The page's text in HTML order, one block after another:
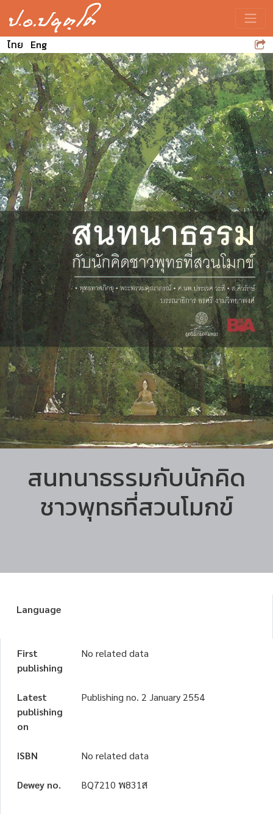
ไทย Eng
สนทนาธรรมกับนักคิด
ชาวพุทธที่สวนโมกข์
Language
First
publishing
No related data
Latest
publishing
on
Publishing no. 2 January 2554
ISBN No related data
Dewey no. BQ7210 พ831ส